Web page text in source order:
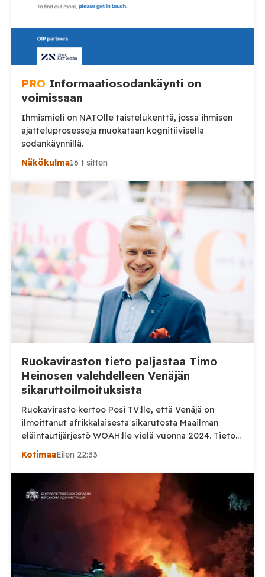
PRO Informaatiosodankäynti on
voimissaan
Ihmismieli on NATOlle taistelukenttä, jossa ihmisen
ajatteluprosesseja muokataan kognitiivisella
sodankäynnillä.
Näkökulma16 t sitten
Ruokaviraston tieto paljastaa Timo
Heinosen valehdelleen Venäjän
sikaruttoilmoituksista
Ruokavirasto kertoo Posi TV:lle, että Venäjä on
ilmoittanut afrikkalaisesta sikarutosta Maailman
eläintautijärjestö WOAH:lle vielä vuonna 2024. Tieto
haastaa kokoomuksen kansanedustaja Timo Heinosen
sikaruttoilmoituksista. Suomi on puolestaan
ilmoittanut tuoreesta Virolahden tapauksesta sekä
WOAH:n kautta että suoraan Venäjän
eläinlääkintäviranomaisille. Ruokavirasto kertoi Posi
TV:lle tarkempia tietoja Suomen ensimmäisestä
afrikkalaisen sikaruton tapauksesta sekä
eläintautitietojen vaihdosta […]
KotimaaEilen 22:33